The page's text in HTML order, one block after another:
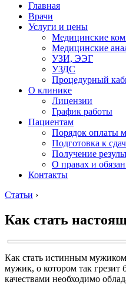
Главная
Врачи
Услуги и цены
Медицинские
Медицинские
УЗИ, ЭЭГ
УЗДС
Процедурный
О клинике
Лицензии
График работы
Пациентам
Порядок оплаты
Подготовка к
Получение
О правах и
Контакты
Статьи ›
Как стать
Как стать истинным
мужик, о котором так
качествами необходимо